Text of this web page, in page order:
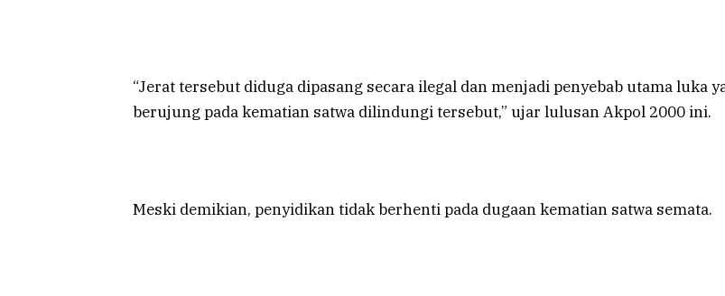
“Jerat tersebut diduga dipasang secara ilegal dan menjadi penyebab utama luka
berujung pada kematian satwa dilindungi tersebut,” ujar lulusan Akpol 2000 ini.
Meski demikian, penyidikan tidak berhenti pada dugaan kematian satwa semata.